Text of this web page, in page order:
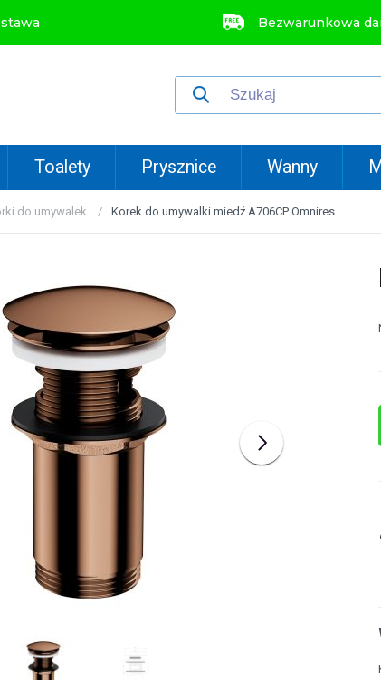
Bezwarunkowa
Toalety Prysznice Wanny
do umywalek Korek do umywalki miedź A706CP Omnires